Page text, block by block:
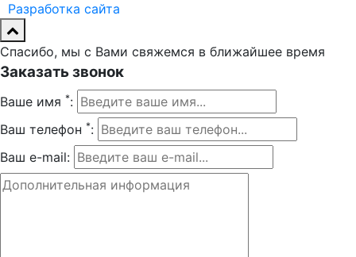
Разработка сайта
Спасибо, мы с Вами свяжемся в ближайшее время
Заказать звонок
Ваше имя *:
Ваш телефон *:
Ваш e-mail: